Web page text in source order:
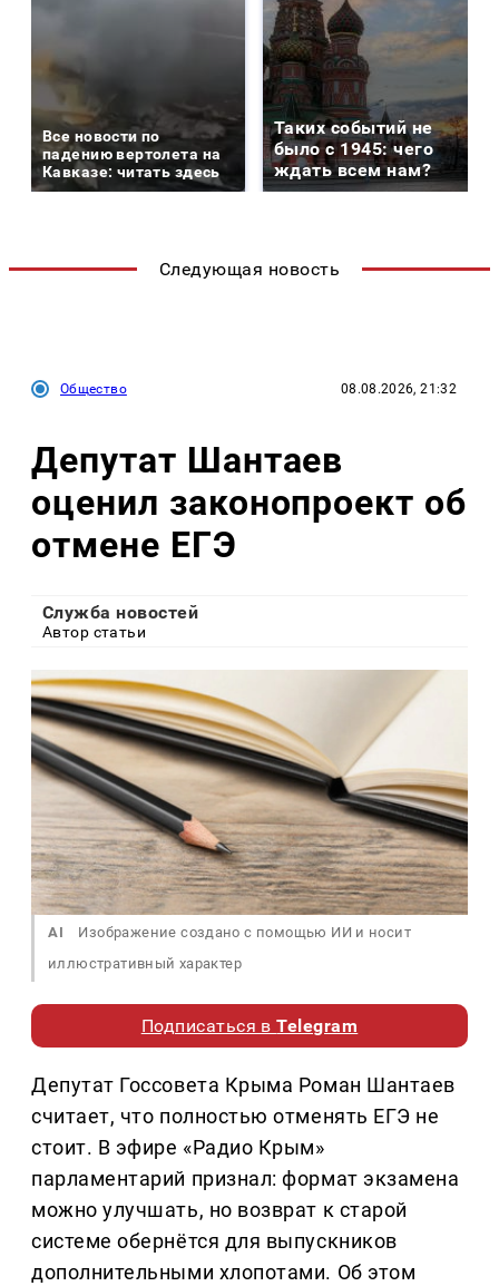
Все новости по
падению вертолета на
Кавказе: читать здесь
Таких событий не
было с 1945: чего
ждать всем нам?
Следующая новость
Общество 08.08.2026, 21:32
Депутат Шантаев
оценил законопроект об
отмене ЕГЭ
Служба новостей
Автор статьи
AI
Изображение создано с помощью ИИ и носит
иллюстративный характер
Подписаться вTelegram
Депутат Госсовета Крыма Роман Шантаев
считает, что полностью отменять ЕГЭ не
стоит. В эфире «Радио Крым»
парламентарий признал: формат экзамена
можно улучшать, но возврат к старой
системе обернётся для выпускников
дополнительными хлопотами. Об этом